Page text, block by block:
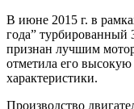
В июне 2015 г. в
года” турбированный
признан лучшим
отметила его
характеристики.
Производство